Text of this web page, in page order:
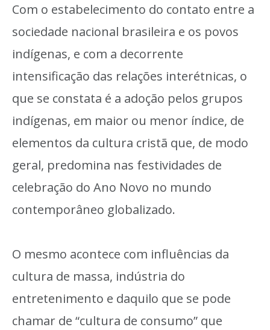
Com o estabelecimento do contato entre a
sociedade nacional brasileira e os povos
indígenas, e com a decorrente
intensificação das relações interétnicas, o
que se constata é a adoção pelos grupos
indígenas, em maior ou menor índice, de
elementos da cultura cristã que, de modo
geral, predomina nas festividades de
celebração do Ano Novo no mundo
contemporâneo globalizado.
O mesmo acontece com influências da
cultura de massa, indústria do
entretenimento e daquilo que se pode
chamar de “cultura de consumo” que